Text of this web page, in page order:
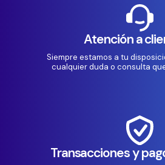
Atención a
Siempre estamos a tu
cualquier duda o consulta
Transacciones y